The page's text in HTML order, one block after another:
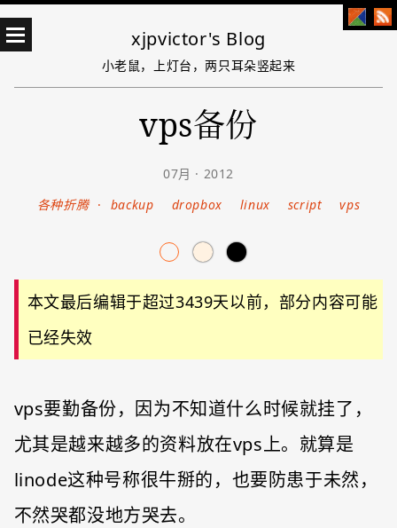
xjpvictor's Blog
小老鼠，上灯台，两只耳朵竖起来
vps备份
07月 · 2012
各种折腾 · backup dropbox linux script vps
本文最后编辑于超过3439天以前，部分内容可能
已经失效
vps要勤备份，因为不知道什么时候就挂了，
尤其是越来越多的资料放在vps上。就算是
linode这种号称很牛掰的，也要防患于未然，
不然哭都没地方哭去。